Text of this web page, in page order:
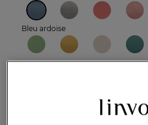
Bleu ardoise